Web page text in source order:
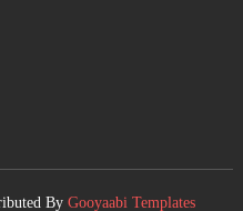
ByGooyaabi Templates